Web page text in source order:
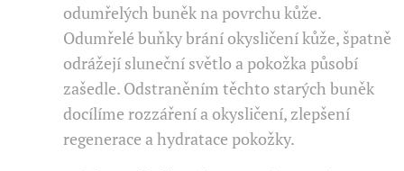
odumřelých buněk na povrchu kůže.
Odumřelé buňky brání okysličení kůže, špatně
odrážejí sluneční světlo a pokožka působí
zašedle. Odstraněním těchto starých buněk
docílíme rozzáření a okysličení, zlepšení
regenerace a hydratace pokožky.